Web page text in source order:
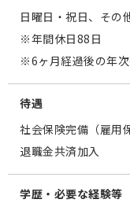
日曜日・祝日、その
※年間休日88日
※6ヶ月経過後の年
待遇
社会保険完備（雇用
退職金共済加入
学歴・必要な経験等